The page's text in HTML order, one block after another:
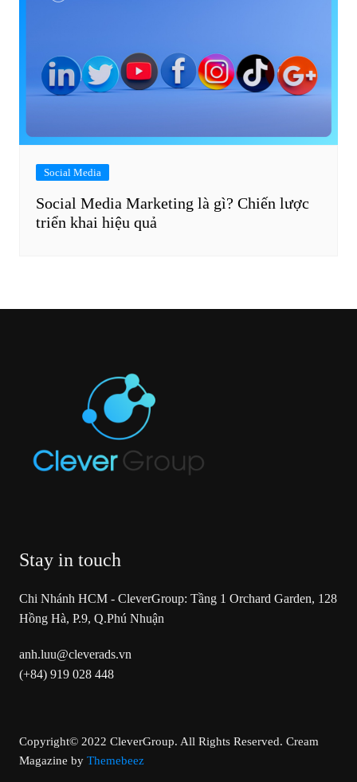
Social Media
Social Media Marketing là gì? Chiến lược
triển khai hiệu quả
Stay in touch
Chi Nhánh HCM - CleverGroup: Tầng 1 Orchard Garden, 128
Hồng Hà, P.9, Q.Phú Nhuận
anh.luu@cleverads.vn
(+84) 919 028 448
Copyright© 2022 CleverGroup. All Rights Reserved. Cream
Magazine by Themebeez